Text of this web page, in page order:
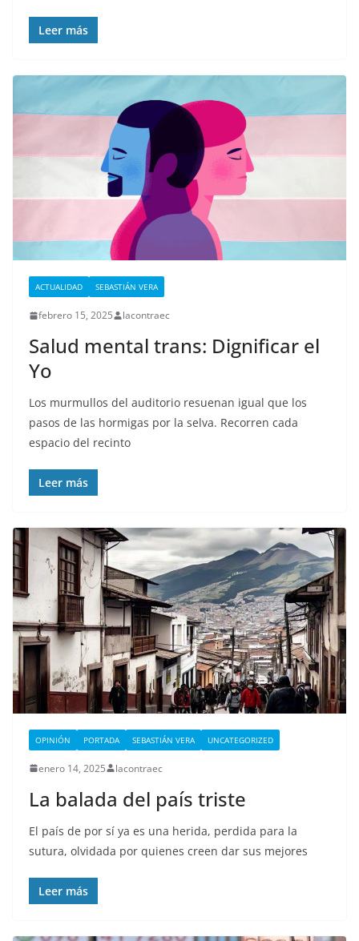
Leer más
ACTUALIDAD SEBASTIÁN VERA
febrero 15, 2025 lacontraec
Salud mental trans: Dignificar el
Yo
Los murmullos del auditorio resuenan igual que los
pasos de las hormigas por la selva. Recorren cada
espacio del recinto
Leer más
OPINIÓN PORTADA SEBASTIÁN VERA UNCATEGORIZED
enero 14, 2025 lacontraec
La balada del país triste
El país de por sí ya es una herida, perdida para la
sutura, olvidada por quienes creen dar sus mejores
Leer más